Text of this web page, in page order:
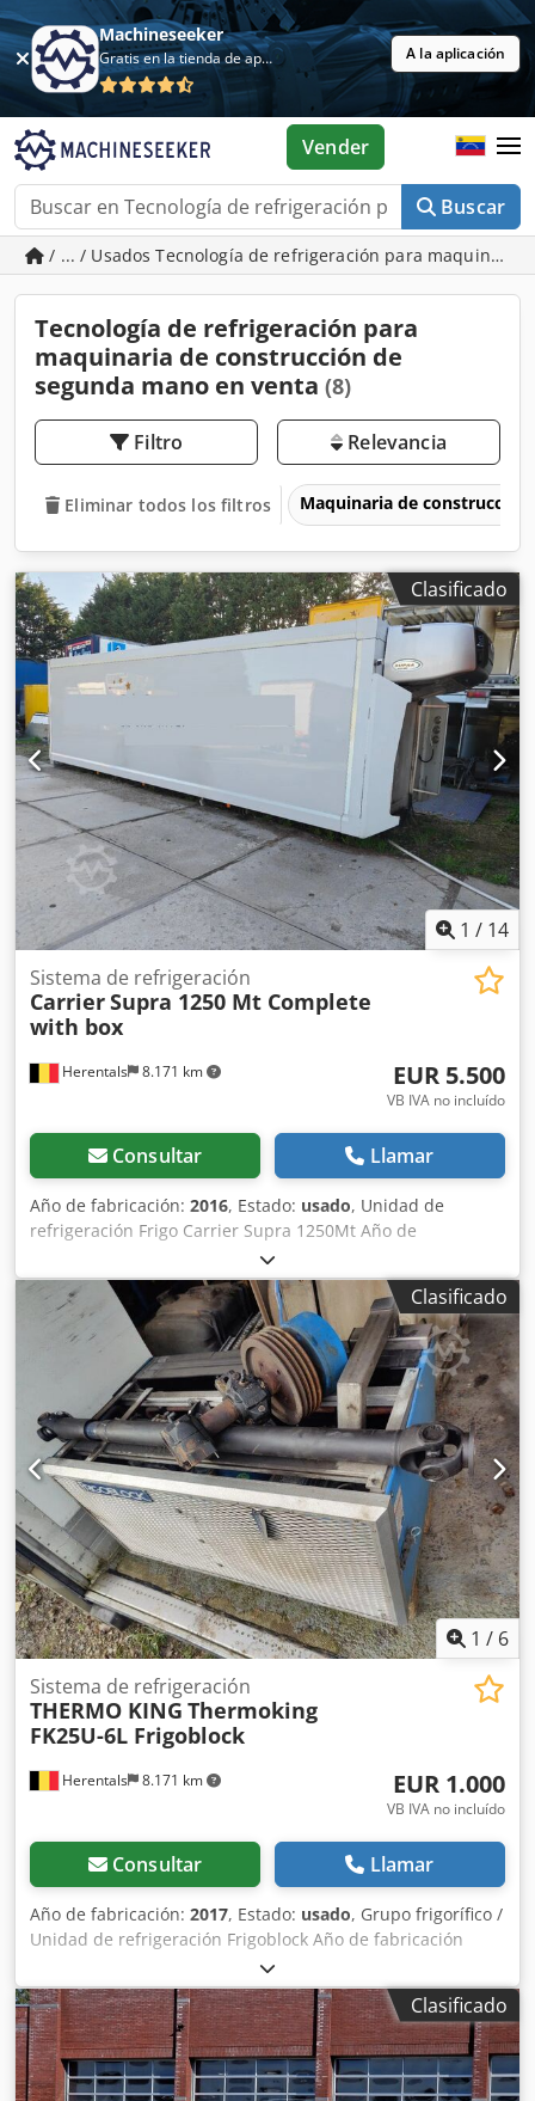
Machineseeker
Gratis en la tienda de aplicaciones A la aplicación
Buscar
Vender
/ ... / Usados Tecnología de refrigeración para maquinaria
Tecnología de refrigeración para
maquinaria de construcción de
segunda mano en venta (8)
Filtro Relevancia
Eliminar todos los filtros Maquinaria de construcción
Clasificado
1 / 14
Herentals 8.171 km
Sistema de refrigeración
CarrierSupra 1250 Mt Complete
with box
EUR 5.500
VB IVA no incluído
Consultar Llamar
Año de fabricación: 2016, Estado: usado, Unidad de
refrigeración Frigo Carrier Supra 1250Mt Año de
fabricación: 2016 Dcjdpfx Aezl Tqqem Eek Completa con
condensadores y unidad de refrigeración de 8 metros.
Cevoman bv. Lenskensdijk 5 2200 Herentals BélgicaClasificado
1 / 6
Herentals 8.171 km
Sistema de refrigeración
THERMO KING Thermoking
FK25U-6L Frigoblock
EUR 1.000
VB IVA no incluído
Consultar Llamar
Año de fabricación: 2017, Estado: usado, Grupo frigorífico /
Unidad de refrigeración Frigoblock Año de fabricación
2017 Cevoman bv. Dcsdpfx Amezldt Ae Eok Lenskensdijk 5
2200 Herentals Bélgica
Clasificado